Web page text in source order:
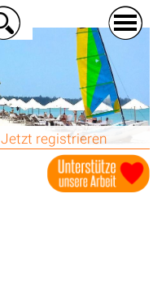
Jetzt registrieren